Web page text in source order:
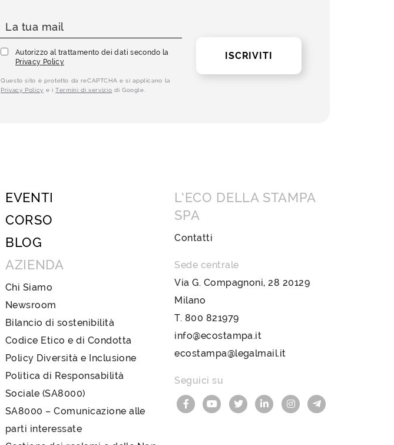
Autorizzo al trattamento dei dati secondo la
Privacy Policy
Questo sito è protetto da reCAPTCHA e si applicano la
Privacy Policy e iTermini di servizio di Google.
ISCRIVITI
EVENTI
CORSO
BLOG
AZIENDA
Chi Siamo
Newsroom
Bilancio di sostenibilità
Codice Etico e di Condotta
Policy Diversità e Inclusione
Politica di Responsabilità
Sociale (SA8000)
SA8000 – Comunicazione alle
parti interessate
L’ECO DELLA STAMPA
SPA
Contatti
Sede centrale
Via G. Compagnoni, 28 20129
Milano
T. 800 821979
info@ecostampa.it
ecostampa@legalmail.it
Seguici su